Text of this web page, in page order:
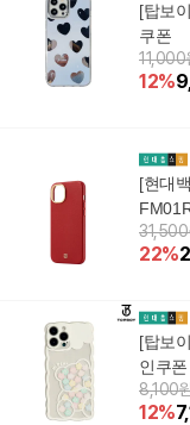
[탑보
쿠폰
11,000
12%
[현대
31,500
22%
[탑보
인쿠폰
8,100
12%